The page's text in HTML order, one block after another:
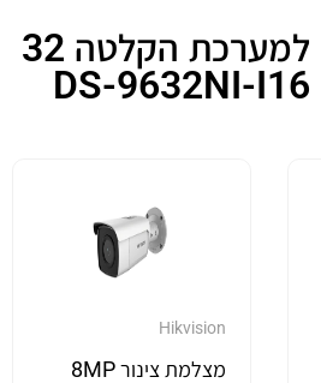
מוצרים דומים למערכת הקלטה 32
Hikvision
מצלמת צינור 8MP